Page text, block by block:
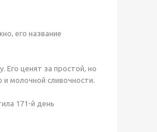
его название
Его ценят за простой, но
молочной сливочности.
171-й день